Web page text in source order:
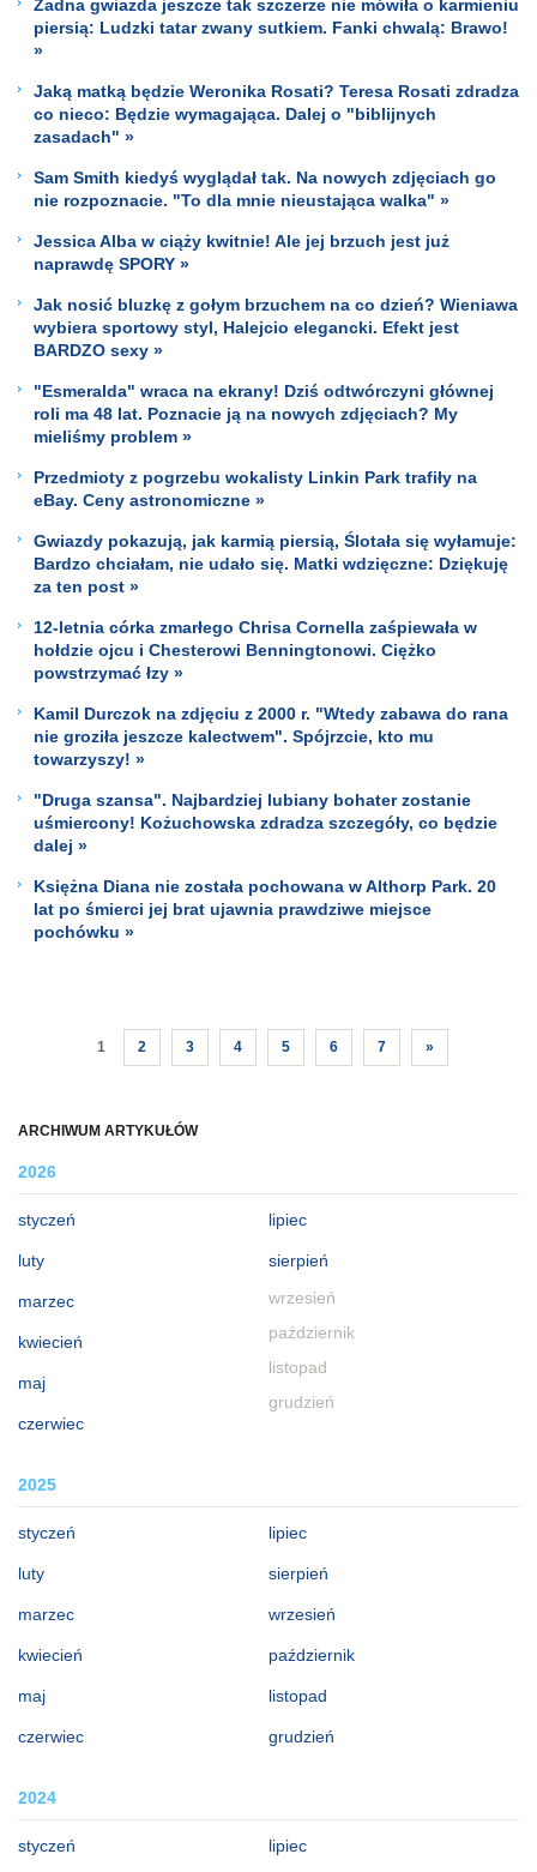
ARCHIWUM ARTYKUŁÓW
2026
styczeń
luty
marzec
kwiecień
maj
czerwiec
lipiec
sierpień
wrzesień
październik
listopad
grudzień
2025
styczeń
luty
marzec
kwiecień
maj
czerwiec
lipiec
sierpień
wrzesień
październik
listopad
grudzień
2024
styczeń lipiec
Żadna gwiazda jeszcze tak szczerze nie mówiła o karmieniu
piersią: Ludzki tatar zwany sutkiem. Fanki chwalą: Brawo!
»
Jaką matką będzie Weronika Rosati? Teresa Rosati zdradza
co nieco: Będzie wymagająca. Dalej o "biblijnych
zasadach" »
Sam Smith kiedyś wyglądał tak. Na nowych zdjęciach go
nie rozpoznacie. "To dla mnie nieustająca walka" »
Jessica Alba w ciąży kwitnie! Ale jej brzuch jest już
naprawdę SPORY »
Jak nosić bluzkę z gołym brzuchem na co dzień? Wieniawa
wybiera sportowy styl, Halejcio elegancki. Efekt jest
BARDZO sexy »
"Esmeralda" wraca na ekrany! Dziś odtwórczyni głównej
roli ma 48 lat. Poznacie ją na nowych zdjęciach? My
mieliśmy problem »
Przedmioty z pogrzebu wokalisty Linkin Park trafiły na
eBay. Ceny astronomiczne »
Gwiazdy pokazują, jak karmią piersią, Ślotała się wyłamuje:
Bardzo chciałam, nie udało się. Matki wdzięczne: Dziękuję
za ten post »
12-letnia córka zmarłego Chrisa Cornella zaśpiewała w
hołdzie ojcu i Chesterowi Benningtonowi. Ciężko
powstrzymać łzy »
Kamil Durczok na zdjęciu z 2000 r. "Wtedy zabawa do rana
nie groziła jeszcze kalectwem". Spójrzcie, kto mu
towarzyszy! »
"Druga szansa". Najbardziej lubiany bohater zostanie
uśmiercony! Kożuchowska zdradza szczegóły, co będzie
dalej »
Księżna Diana nie została pochowana w Althorp Park. 20
lat po śmierci jej brat ujawnia prawdziwe miejsce
pochówku »
1 2 3 4 5 6 7 »